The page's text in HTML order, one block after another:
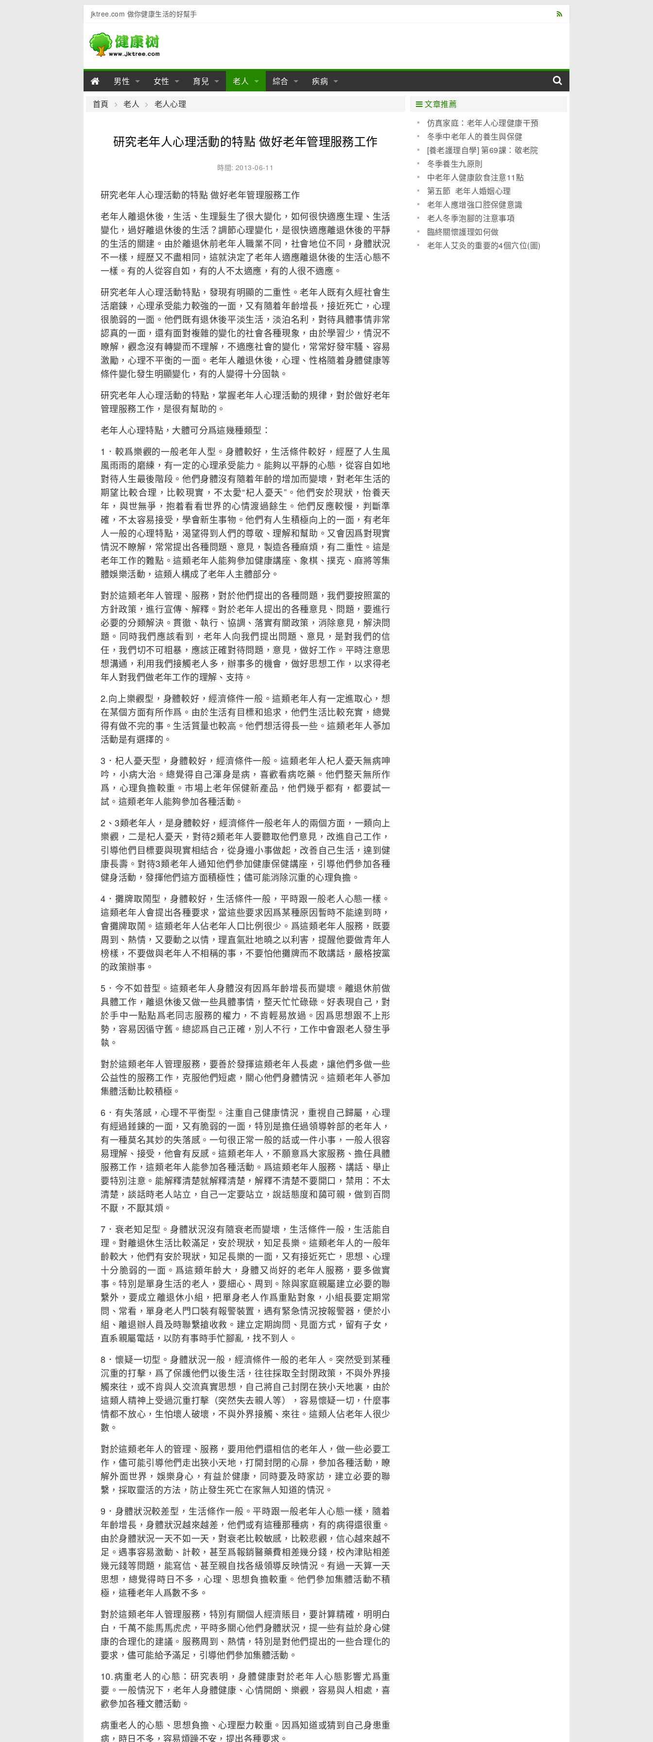
jktree.com 做你健康生活的好幫手
男性
男性陽痿
男性早泄
男性飲食
男性用品 男性疾病
女性
女性乳房
女性飲食
女性生理 女性疾病
育兒
幼兒期
學前期 母嬰用品
老人
老人用品
老人護理
綜合
亞健康
急救自救
疾病
肝病
泌尿科
肛腸科
精神病
心血管
口腔科
首頁 老人 老人心理
研究老年人心理活動的特點 做好老年管理服務工作
時間: 2013-06-11
研究老年人心理活動的特點 做好老年管理服務工作
老年人離退休後，生活、生理髮生了很大變化，如何很快適應生理、生活
變化，過好離退休後的生活？調節心理變化，是很快適應離退休後的平靜
的生活的關建。由於離退休前老年人職業不同，社會地位不同，身體狀況
不一樣，經歷又不盡相同，這就決定了老年人適應離退休後的生活心態不
一樣。有的人從容自如，有的人不太適應，有的人很不適應。
研究老年人心理活動特點，發現有明顯的二重性。老年人既有久經社會生
活磨鍊，心理承受能力較強的一面，又有隨着年齡增長，接近死亡，心理
很脆弱的一面。他們既有退休後平淡生活，淡泊名利，對待具體事情非常
認真的一面，還有面對複雜的變化的社會各種現象，由於學習少，情況不
瞭解，觀念沒有轉變而不理解，不適應社會的變化，常常好發牢騷、容易
激勵，心理不平衡的一面。老年人離退休後，心理、性格隨着身體健康等
條件變化發生明顯變化，有的人變得十分固執。
研究老年人心理活動的特點，掌握老年人心理活動的規律，對於做好老年
管理服務工作，是很有幫助的。
老年人心理特點，大體可分爲這幾種類型：
1．較爲樂觀的一般老年人型。身體較好，生活條件較好，經歷了人生風
風雨雨的磨練，有一定的心理承受能力。能夠以平靜的心態，從容自如地
對待人生最後階段。他們身體沒有隨着年齡的增加而變壞，對老年生活的
期望比較合理，比較現實，不太愛“杞人憂天”。他們安於現狀，怡養天
年，與世無爭，抱着看看世界的心情渡過餘生。他們反應較慢，判斷準
確，不太容易接受，學會新生事物。他們有人生積極向上的一面，有老年
人一般的心理特點，渴望得到人們的尊敬、理解和幫助。又會因爲對現實
情況不瞭解，常常提出各種問題、意見，製造各種麻煩，有二重性。這是
老年工作的難點。這類老年人能夠參加健康講座、象棋、撲克、麻將等集
體娛樂活動，這類人構成了老年人主體部分。
對於這類老年人管理、服務，對於他們提出的各種問題，我們要按照黨的
方針政策，進行宣傳、解釋。對於老年人提出的各種意見、問題，要進行
必要的分類解決。貫徹、執行、協調、落實有關政策，消除意見，解決問
題。同時我們應該看到，老年人向我們提出問題、意見，是對我們的信
任，我們切不可粗暴，應該正確對待問題，意見，做好工作。平時注意思
想溝通，利用我們接觸老人多，辦事多的機會，做好思想工作，以求得老
年人對我們做老年工作的理解、支持。
2.向上樂觀型，身體較好，經濟條件一般。這類老年人有一定進取心，想
在某個方面有所作爲。由於生活有目標和追求，他們生活比較充實，總覺
得有做不完的事。生活質量也較高。他們想活得長一些。這類老年人蔘加
活動是有選擇的。
3．杞人憂天型，身體較好，經濟條件一般。這類老年人杞人憂天無病呻
吟，小病大治。總覺得自己渾身是病，喜歡看病吃藥。他們整天無所作
爲，心理負擔較重。市場上老年保健新產品，他們幾乎都有，都要試一
試。這類老年人能夠參加各種活動。
2、3類老年人，是身體較好，經濟條件一般老年人的兩個方面，一類向上
樂觀，二是杞人憂天，對待2類老年人要聽取他們意見，改進自己工作，
引導他們目標要與現實相結合，從身邊小事做起，改善自己生活，達到健
康長壽。對待3類老年人通知他們參加健康保健講座，引導他們參加各種
健身活動，發揮他們這方面積極性；儘可能消除沉重的心理負擔。
4．攤牌取鬧型，身體較好，生活條件一般，平時跟一般老人心態一樣。
這類老年人會提出各種要求，當這些要求因爲某種原因暫時不能達到時，
會攤牌取鬧。這類老年人佔老年人口比例很少。爲這類老年人服務，既要
周到、熱情，又要動之以情，理直氣壯地曉之以利害，提醒他要做青年人
榜樣，不要做與老年人不相稱的事，不要怕他攤牌而不敢講話，嚴格按黨
的政策辦事。
5．今不如昔型。這類老年人身體沒有因爲年齡增長而變壞。離退休前做
具體工作，離退休後又做一些具體事情，整天忙忙碌碌。好表現自己，對
於手中一點點爲老同志服務的權力，不肯輕易放過。因爲思想跟不上形
勢，容易因循守舊。總認爲自己正確，別人不行，工作中會跟老人發生爭
執。
對於這類老年人管理服務，要善於發揮這類老年人長處，讓他們多做一些
公益性的服務工作，克服他們短處，關心他們身體情況。這類老年人蔘加
集體活動比較積極。
6．有失落感，心理不平衡型。注重自己健康情況，重視自己歸屬，心理
有經過錘鍊的一面，又有脆弱的一面，特別是擔任過領導幹部的老年人，
有一種莫名其妙的失落感。一句很正常一般的話或一件小事，一般人很容
易理解、接受，他會有反感。這類老年人，不願意爲大家服務、擔任具體
服務工作，這類老年人能參加各種活動。爲這類老年人服務、講話、舉止
要特別注意。能解釋清楚就解釋清楚，解釋不清楚不要開口，禁用：不太
清楚，談話時老人站立，自己一定要站立，說話態度和藹可親，做到百問
不厭，不厭其煩。
7．衰老知足型。身體狀況沒有隨衰老而變壞，生活條件一般，生活能自
理。對離退休生活比較滿足，安於現狀，知足長樂。這類老年人的一般年
齡較大，他們有安於現狀，知足長樂的一面，又有接近死亡，思想、心理
十分脆弱的一面。爲這類年齡大，身體又尚好的老年人服務，要多做實
事。特別是單身生活的老人，要細心、周到。除與家庭親屬建立必要的聯
繫外，要成立離退休小組，把單身老人作爲重點對象，小組長要定期常
問、常看，單身老人門口裝有報警裝置，遇有緊急情況按報警器，便於小
組、離退辦人員及時聯繫搶收救。建立定期詢問、見面方式，留有子女，
直系親屬電話，以防有事時手忙腳亂，找不到人。
8．懷疑一切型。身體狀況一般，經濟條件一般的老年人。突然受到某種
沉重的打擊，爲了保護他們以後生活，往往採取全封閉政策，不與外界接
觸來往，或不肯與人交流真實思想，自己將自己封閉在狹小天地裏，由於
這類人精神上受過沉重打擊（突然失去親人等），容易懷疑一切，什麼事
情都不放心，生怕壞人破壞，不與外界接觸、來往。這類人佔老年人很少
數。
對於這類老年人的管理、服務，要用他們還相信的老年人，做一些必要工
作，儘可能引導他們走出狹小天地，打開封閉的心扉，參加各種活動，瞭
解外面世界，娛樂身心，有益於健康，同時要及時家訪，建立必要的聯
繫，採取靈活的方法，防止發生死亡在家無人知道的情況。
9．身體狀況較差型，生活條作一般。平時跟一般老年人心態一樣，隨着
年齡增長，身體狀況越來越差，他們或有這種那種病，有的病得還很重。
由於身體狀況一天不如一天，對衰老比較敏感，比較悲觀，信心越來越不
足。遇事容易激動、計較，甚至爲報銷醫藥費相差幾分錢，校內津貼相差
幾元錢等問題，能寫信、甚至親自找各級領導反映情況。有過一天算一天
思想，總覺得時日不多，心理、思想負擔較重。他們參加集體活動不積
極，這種老年人爲數不多。
對於這類老年人管理服務，特別有關個人經濟賬目，要計算精確，明明白
白，千萬不能馬馬虎虎，平時多關心他們身體狀況，提一些有益於身心健
康的合理化的建議。服務周到、熱情，特別是對他們提出的一些合理化的
要求，儘可能給予滿足，引導他們參加集體活動。
10.病重老人的心態：研究表明，身體健康對於老年人心態影響尤爲重
要。一般情況下，老年人身體健康、心情開朗、樂觀，容易與人相處，喜
歡參加各種文體活動。
病重老人的心態、思想負擔、心理壓力較重。因爲知道或猜到自己身患重
病，時日不多，容易煩躁不安，提出各種要求。
文章推薦
仿真家庭：老年人心理健康干預
新模式
冬季中老年人的養生與保健
[養老護理自學] 第69課：敬老院
分級護理標準
冬季養生九原則
中老年人健康飲食注意11點
第五節 老年人婚姻心理
老年人應增強口腔保健意識
老人冬季泡腳的注意事項
臨終關懷護理如何做
老年人艾灸的重要的4個穴位(圖)